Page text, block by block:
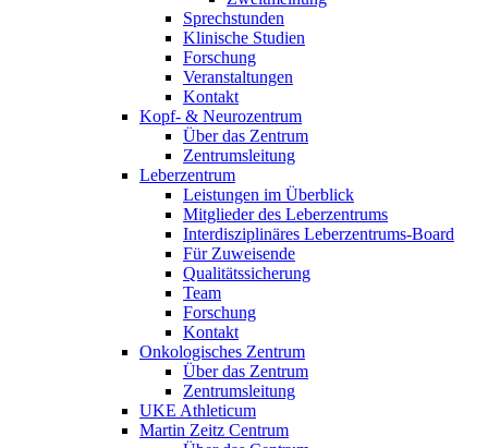
Sprechstunden
Klinische Studien
Forschung
Veranstaltungen
Kontakt
Kopf- & Neurozentrum
Über das Zentrum
Zentrumsleitung
Leberzentrum
Leistungen im Überblick
Mitglieder des Leberzentrums
Interdisziplinäres Leberzentrums-Board
Für Zuweisende
Qualitätssicherung
Team
Forschung
Kontakt
Onkologisches Zentrum
Über das Zentrum
Zentrumsleitung
UKE Athleticum
Martin Zeitz Centrum